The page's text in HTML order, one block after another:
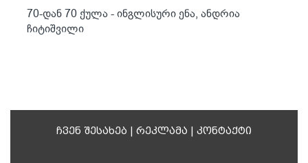
70-დან 70 ქულა - ინგლისური ენა, ანდრია
ჩიტიშვილი
ჩვენ შესახებ რეკლამა კონტაქტი